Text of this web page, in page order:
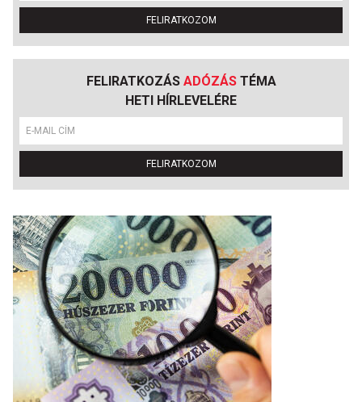
FELIRATKOZOM
FELIRATKOZÁS ADÓZÁSTÉMA
HETI HÍRLEVELÉRE
FELIRATKOZOM